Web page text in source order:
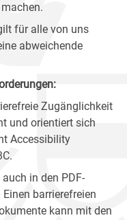
für alle von uns
abweichende
Zugänglichkeit
und orientiert sich
Accessibility
in den PDF-
barrierefreien
kann mit den